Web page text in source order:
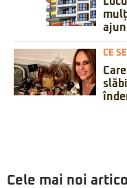
CE
Cele mai noi